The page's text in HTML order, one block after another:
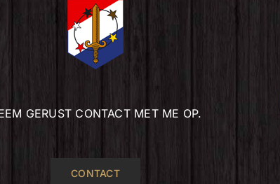
GERUST CONTACT MET ME OP.
CONTACT